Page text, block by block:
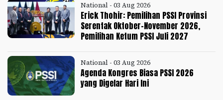
National - 03 Aug 2026
Erick Thohir: Pemilihan PSSI Provinsi
Serentak Oktober-November 2026,
Pemilihan Ketum PSSI Juli 2027
National - 03 Aug 2026
Agenda Kongres Biasa PSSI 2026
yang Digelar Hari Ini